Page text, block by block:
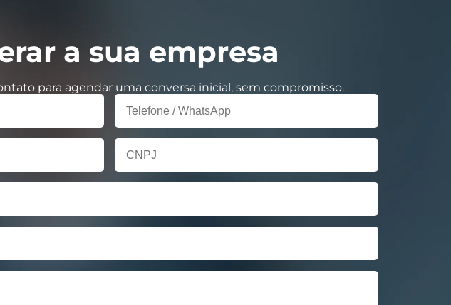
a sua empresa
para agendar uma conversa inicial, sem compromisso.